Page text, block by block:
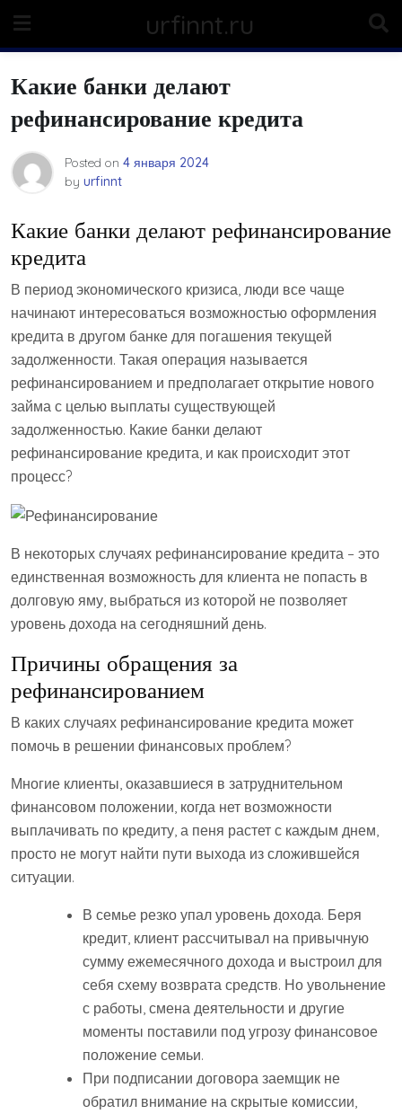
content
urfinnt.ru
Какие банки делают
рефинансирование кредита
Posted on 4 января 2024
by urfinnt
Какие банки делают рефинансирование
кредита
В период экономического кризиса, люди все чаще
начинают интересоваться возможностью оформления
кредита в другом банке для погашения текущей
задолженности. Такая операция называется
рефинансированием и предполагает открытие нового
займа с целью выплаты существующей
задолженностью. Какие банки делают
рефинансирование кредита, и как происходит этот
процесс?
В некоторых случаях рефинансирование кредита – это
единственная возможность для клиента не попасть в
долговую яму, выбраться из которой не позволяет
уровень дохода на сегодняшний день.
Причины обращения за
рефинансированием
В каких случаях рефинансирование кредита может
помочь в решении финансовых проблем?
Многие клиенты, оказавшиеся в затруднительном
финансовом положении, когда нет возможности
выплачивать по кредиту, а пеня растет с каждым днем,
просто не могут найти пути выхода из сложившейся
ситуации.
В семье резко упал уровень дохода. Беря
кредит, клиент рассчитывал на привычную
сумму ежемесячного дохода и выстроил для
себя схему возврата средств. Но увольнение
с работы, смена деятельности и другие
моменты поставили под угрозу финансовое
положение семьи.
При подписании договора заемщик не
обратил внимание на скрытые комиссии,